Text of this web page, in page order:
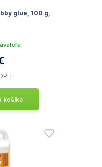
glue, 100 g,
košíka